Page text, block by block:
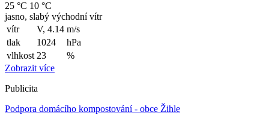
25 °C 10 °C
jasno, slabý východní vítr
vítr
V, 4.14 m/s
tlak
1024
hPa
vlhkost 23
%
Zobrazit více
Publicita
Podpora domácího kompostování - obce Žihle